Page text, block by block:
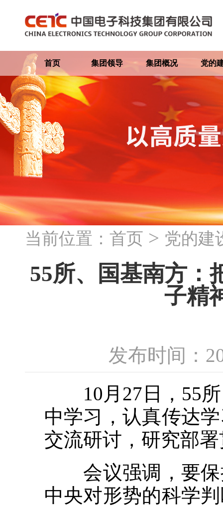
首页 集团领导 集团概况 党的
当前位置： 首页 > 党的建
55所、国基南方：
子精
发布时间：
10月27日，55所
中学习，认真传达
交流研讨，研究部
会议强调，要保
中央对形势的科学